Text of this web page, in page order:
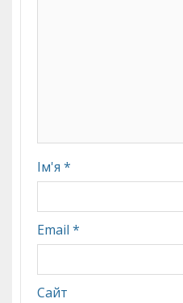
Ім'я *
Email *
Сайт